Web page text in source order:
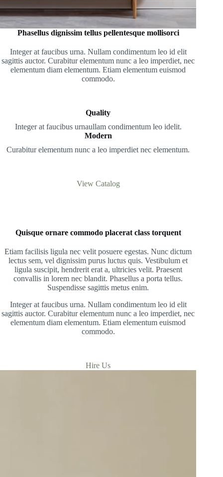
Phasellus dignissim tellus pellentesque mollisorci
Integer at faucibus urna. Nullam condimentum leo id elit
sagittis auctor. Curabitur elementum nunc a leo imperdiet, nec
elementum diam elementum. Etiam elementum euismod
commodo.
Quality
Integer at faucibus urnaullam condimentum leo idelit.
Modern
Curabitur elementum nunc a leo imperdiet nec elementum.
View Catalog
Quisque ornare commodo placerat class torquent
Etiam facilisis ligula nec velit posuere egestas. Nunc dictum
lectus sem, vel dignissim purus luctus quis. Vestibulum et
ligula suscipit, hendrerit erat a, ultricies velit. Praesent
convallis in lorem nec blandit. Phasellus a porta tellus.
Suspendisse sagittis metus enim.
Integer at faucibus urna. Nullam condimentum leo id elit
sagittis auctor. Curabitur elementum nunc a leo imperdiet, nec
elementum diam elementum. Etiam elementum euismod
commodo.
Hire Us